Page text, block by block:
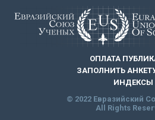
ОПЛАТА
ЗАПОЛНИТЬ
ИНДЕКСЫ
© 2022 Евразийский
All Rights